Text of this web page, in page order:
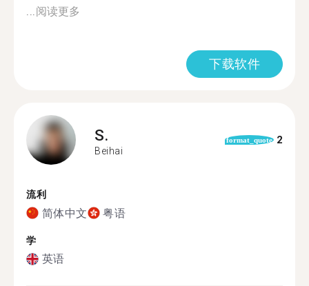
...阅读更多
下载软件
S.
Beihai
format_quote 2
流利
简体中文 粤语
学
英语